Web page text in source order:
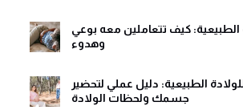
الطبيعية: كيف تتعاملين معه بوعي
وهدوء
الطبيعية: دليل عملي لتحضير
جسمك ولحظات الولادة